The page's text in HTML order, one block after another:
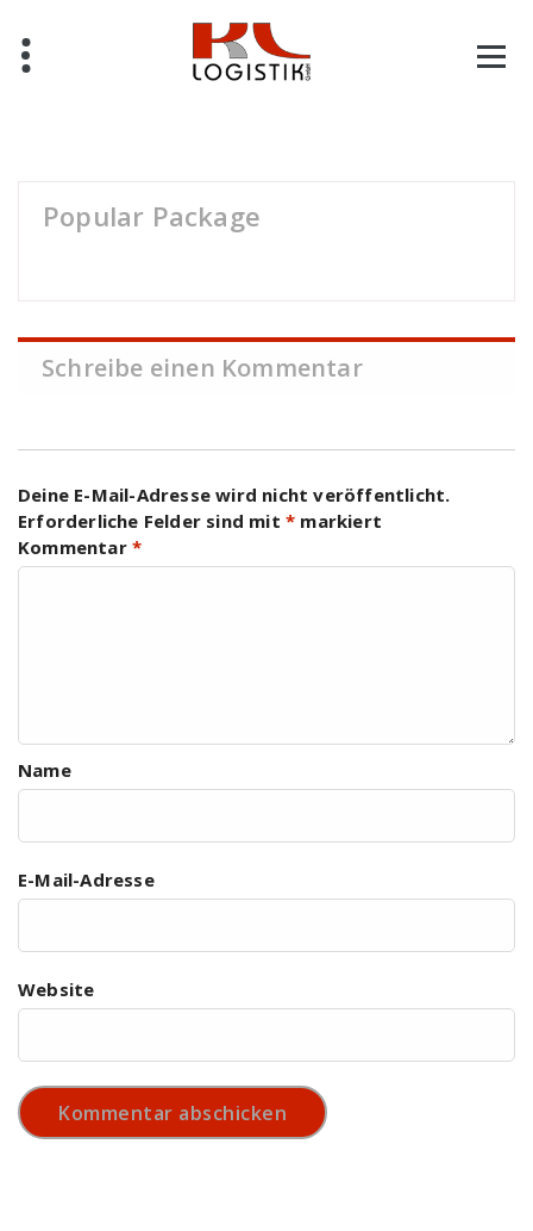
content
Popular Package
Schreibe einen Kommentar
Deine E-Mail-Adresse wird nicht veröffentlicht.
Erforderliche Felder sind mit * markiert
Kommentar *
Name
E-Mail-Adresse
Website